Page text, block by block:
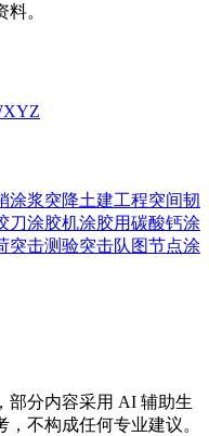
。
XYZ
涂浆突降土建工程突间韧
刀涂胶机涂胶用碳酸钙涂
突击测验突击队 图节点涂
部分内容采用 AI 辅助生
不构成任何专业建议。